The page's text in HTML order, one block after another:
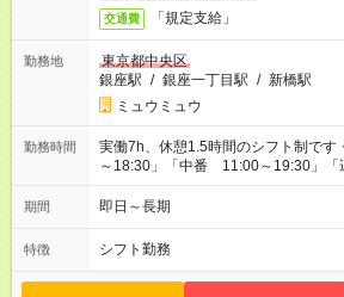
交通費 「規定支給」
勤務地
東京都中央区
銀座駅 / 銀座一丁目駅 / 新橋駅
ミュウミュウ
勤務時間
実働7h、休憩1.5時間のシフト制で
～18:30」「中番 11:00～19:30」
舗によって異なりますがこちらを参
紹介で現金GET！！ご紹介者の方が
期間 即日～長期
特徴 シフト勤務